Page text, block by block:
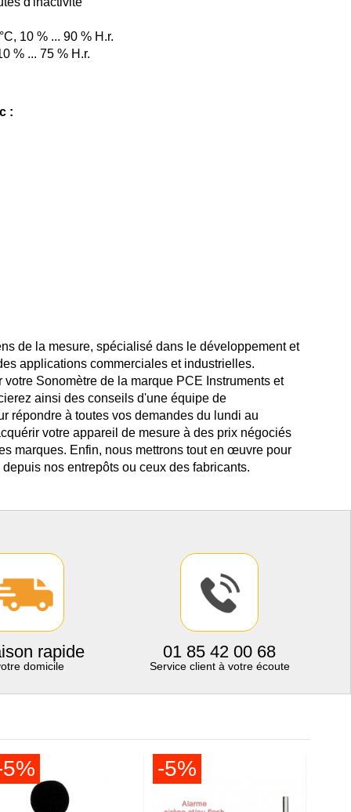
10 % ... 90 % H.r.
% ... 75 % H.r.
:
de la mesure, spécialisé dans le développement et
applications commerciales et industrielles.
Sonomètre de la marque PCE Instruments et
ainsi des conseils d'une équipe de
répondre à toutes vos demandes du lundi au
votre appareil de mesure à des prix négociés
marques. Enfin, nous mettrons tout en œuvre pour
nos entrepôts ou ceux des fabricants.
rapide
domicile
01 85 42 00 68
Service client à votre écoute
-5%